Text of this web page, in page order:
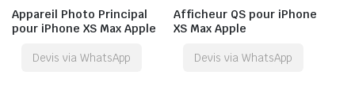
Appareil Photo Principal
pour iPhone XS Max Apple
Devis via WhatsApp
Afficheur QS pour iPhone
XS Max Apple
Devis via WhatsApp